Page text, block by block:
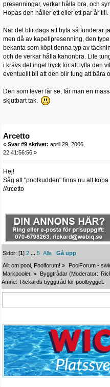
presenningar, verkar hålla bra, och
Hopas den håller ett eller ett par år till.
När det blir dags att byta så funderar
men då av kapellpresenning, den
bekanta som köpt denna typ av
och de verkar hålla kanonbra. Lite
i krävs det inget tryck för att lyfta den
eventuellt bli att den blir tung att bära
Den som lever får se, får man en
skjutbart tak.
Arcetto
« Svar #9 skrivet: april 29, 2006,
22:41:56:56 »
Hej!
Såg att "poolkudden" finns nu att
/Arcetto
Sidor: [1]2 ...5 Alla
Gå upp
Allt om pool, Poolforum! » PoolForum -
Markpooler. » Byggtrådar (Moderator:
Ämne: Rickards byggtråd för poolbygget.